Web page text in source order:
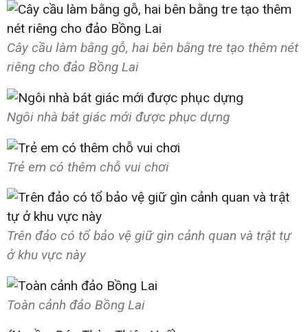
Cây cầu làm bằng gỗ, hai bên bằng tre tạo thêm nét
riêng cho đảo Bồng Lai
Ngôi nhà bát giác mới được phục dựng
Trẻ em có thêm chỗ vui chơi
Trên đảo có tổ bảo vệ giữ gìn cảnh quan và trật tự
ở khu vực này
Toàn cảnh đảo Bồng Lai